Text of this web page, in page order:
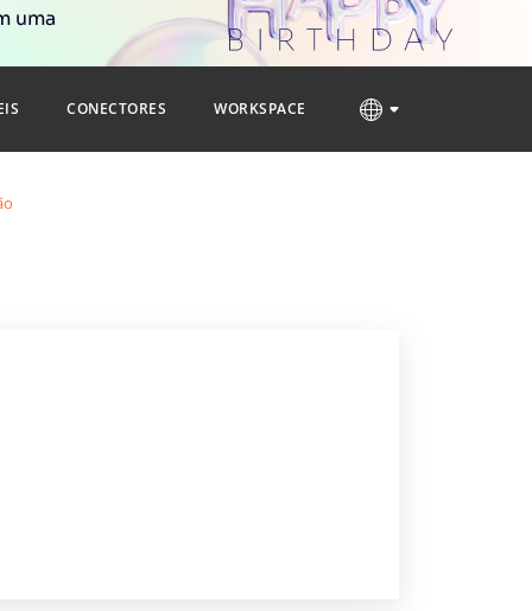
uma
CONECTORES WORKSPACE